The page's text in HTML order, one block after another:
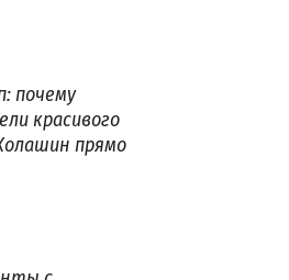
почему
красивого
прямо